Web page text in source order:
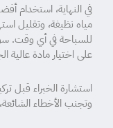
في النهاية،
مياه نظيفة، وتقليل
للسباحة في أي وقت.
على اختيار مادة عالية
استشارة الخبراء قبل
وتجنب الأخطاء